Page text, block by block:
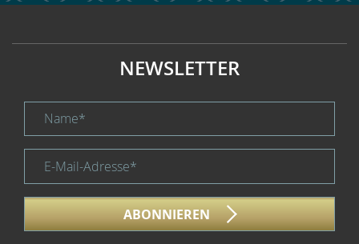
NEWSLETTER
Name *
E-Mail-Adresse *
ABONNIEREN